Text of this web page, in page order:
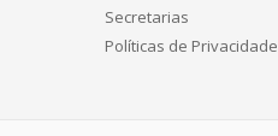
Secretarias
Políticas de Privacidade